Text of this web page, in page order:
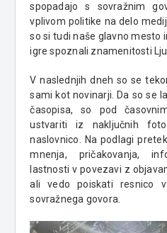
spopadajo s sovražnim
vplivom politike na delo
so si tudi naše glavno mesto
igre spoznali znamenitosti
V naslednjih dneh so se
sami kot novinarji. Da so se
časopisa, so pod
ustvariti iz naključnih
naslovnico. Na podlagi
mnenja, pričakovanja,
lastnosti v povezavi z
ali vedo poiskati resnico
sovražnega govora.